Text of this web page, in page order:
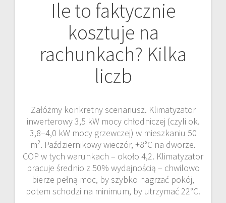
Ile to faktycznie
kosztuje na
rachunkach? Kilka
liczb
Załóżmy konkretny scenariusz. Klimatyzator
inwerterowy 3,5 kW mocy chłodniczej (czyli ok.
3,8–4,0 kW mocy grzewczej) w mieszkaniu 50
m². Październikowy wieczór, +8°C na dworze.
COP w tych warunkach – około 4,2. Klimatyzator
pracuje średnio z 50% wydajnością – chwilowo
bierze pełną moc, by szybko nagrzać pokój,
potem schodzi na minimum, by utrzymać 22°C.